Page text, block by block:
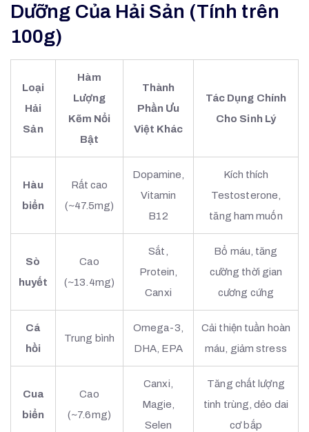
Dưỡng Của Hải Sản (Tính trên
100g)
Loại
Hải
Sản
Hàm
Lượng
Kẽm Nổi
Bật
Thành
Phần Ưu
Việt Khác
Tác Dụng Chính
Cho Sinh Lý
Hàu
biển
Rất cao
(~47.5mg)
Dopamine,
Vitamin
B12
Kích thích
Testosterone,
tăng ham muốn
Sò
huyết
Cao
(~13.4mg)
Sắt,
Protein,
Canxi
Bổ máu, tăng
cường thời gian
cương cứng
Cá
hồi
Trung bình
Omega-3,
DHA, EPA
Cải thiện tuần hoàn
máu, giảm stress
Cua
biển
Cao
(~7.6mg)
Canxi,
Magie,
Selen
Tăng chất lượng
tinh trùng, dẻo dai
cơ bắp